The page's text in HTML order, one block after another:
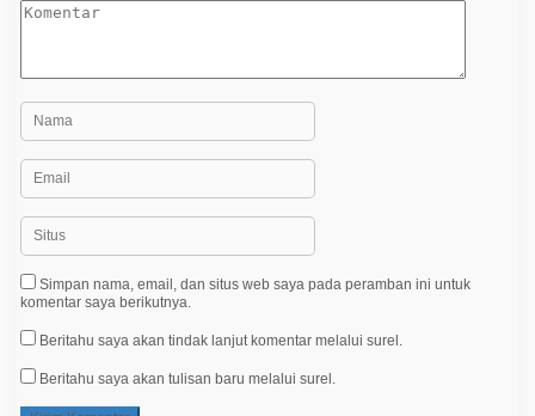
Simpan nama, email, dan situs web saya pada peramban ini untuk
komentar saya berikutnya.
Beritahu saya akan tindak lanjut komentar melalui surel.
Beritahu saya akan tulisan baru melalui surel.